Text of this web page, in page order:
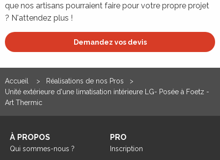
que nos artisans pourraient faire pour votre propre projet
? N'attendez plus !
Demandez vos devis
Accueil
Réalisations de nos Pros
Unité extérieure d'une limatisation intérieure LG- Posée à Foetz -
Art Thermic
À PROPOS
Qui sommes-nous ?
PRO
Inscription